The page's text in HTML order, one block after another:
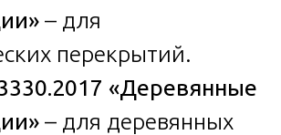
– для
перекрытий.
«Деревянные
– для деревянных